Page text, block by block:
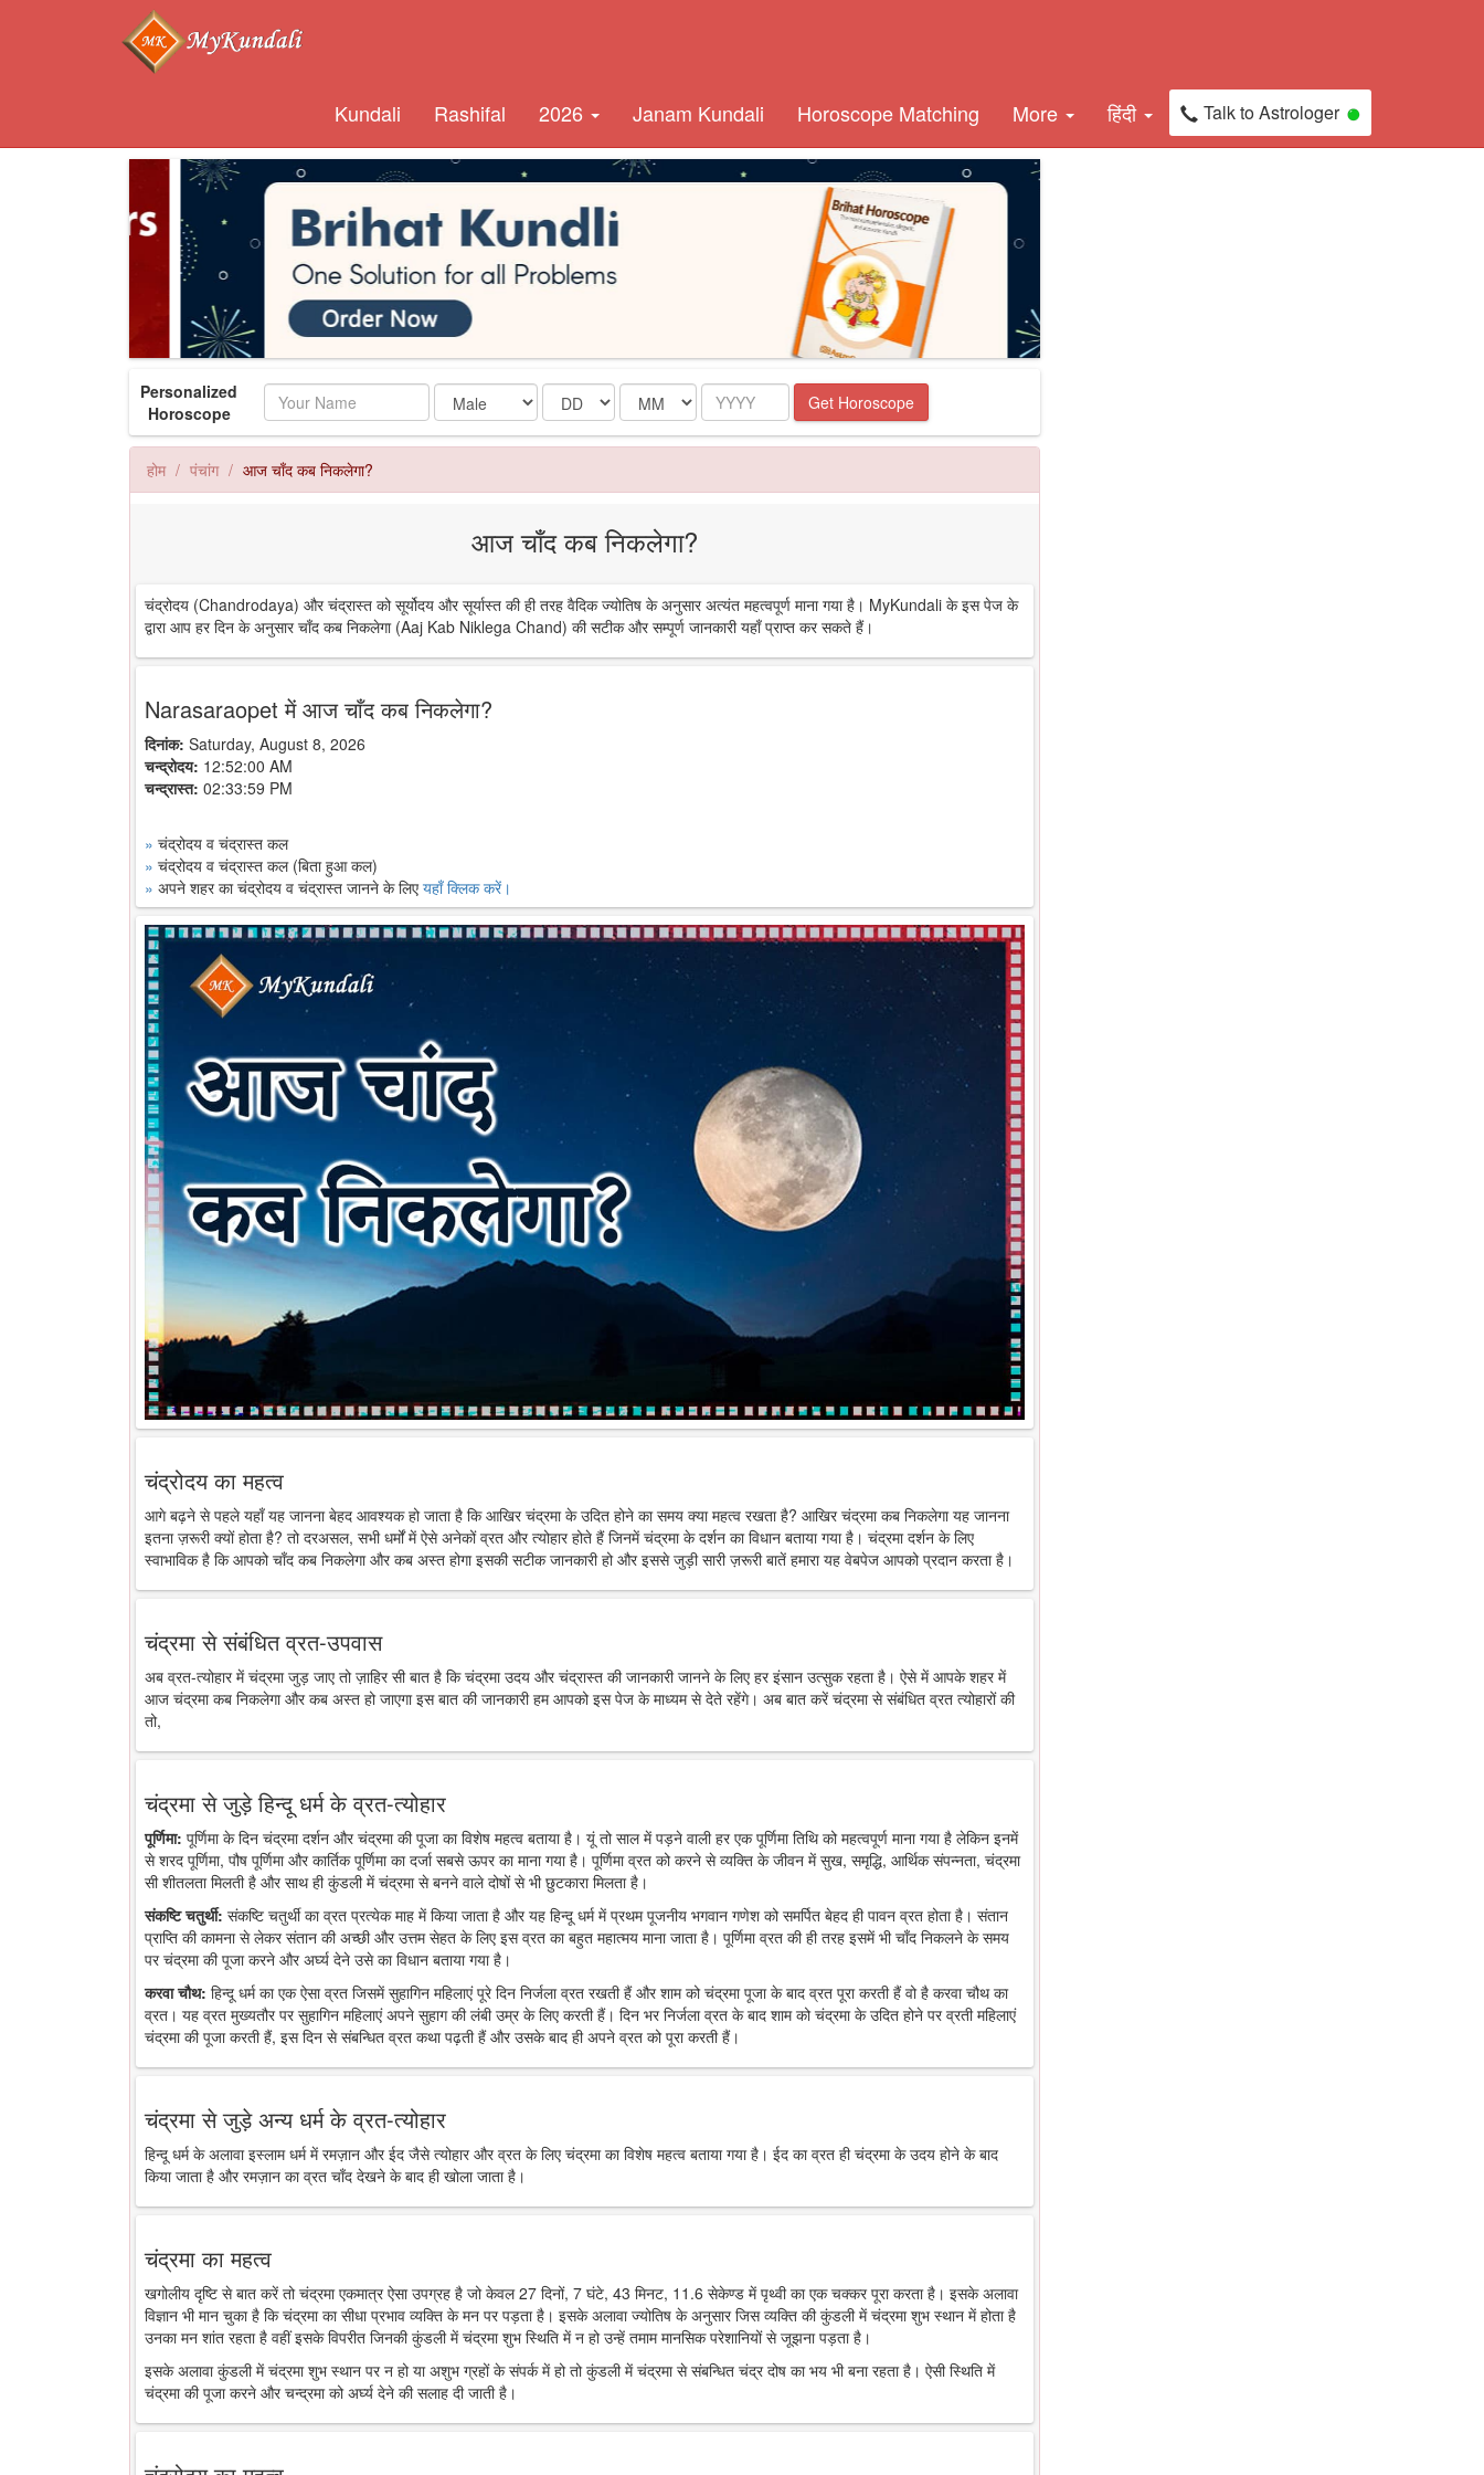
Kundali Rashifal 2026 Janam Kundali Horoscope Matching More हिंदी Talk to Astrologer
Personalized
Horoscope
Name Date Month Year Get Horoscope
होम पंचांग आज चाँद कब निकलेगा?
आज चाँद कब निकलेगा?
चंद्रोदय (Chandrodaya) और चंद्रास्त को सूर्योदय और सूर्यास्त की ही तरह वैदिक ज्योतिष के अनुसार अत्यंत महत्वपूर्ण माना गया है। MyKundali के इस पेज के
द्वारा आप हर दिन के अनुसार चाँद कब निकलेगा (Aaj Kab Niklega Chand) की सटीक और सम्पूर्ण जानकारी यहाँ प्राप्त कर सकते हैं।
Narasaraopet में आज चाँद कब निकलेगा?
दिनांक: Saturday, August 8, 2026
चन्द्रोदय: 12:52:00 AM
चन्द्रास्त: 02:33:59 PM
» चंद्रोदय व चंद्रास्त कल
» चंद्रोदय व चंद्रास्त कल (बिता हुआ कल)
» अपने शहर का चंद्रोदय व चंद्रास्त जानने के लिएयहाँ क्लिक करें।
चंद्रोदय का महत्व
आगे बढ़ने से पहले यहाँ यह जानना बेहद आवश्यक हो जाता है कि आखिर चंद्रमा के उदित होने का समय क्या महत्व रखता है? आखिर चंद्रमा कब निकलेगा यह जानना
इतना ज़रूरी क्यों होता है? तो दरअसल, सभी धर्मों में ऐसे अनेकों व्रत और त्योहार होते हैं जिनमें चंद्रमा के दर्शन का विधान बताया गया है। चंद्रमा दर्शन के लिए
स्वाभाविक है कि आपको चाँद कब निकलेगा और कब अस्त होगा इसकी सटीक जानकारी हो और इससे जुड़ी सारी ज़रूरी बातें हमारा यह वेबपेज आपको प्रदान करता है।
चंद्रमा से संबंधित व्रत-उपवास
अब व्रत-त्योहार में चंद्रमा जुड़ जाए तो ज़ाहिर सी बात है कि चंद्रमा उदय और चंद्रास्त की जानकारी जानने के लिए हर इंसान उत्सुक रहता है। ऐसे में आपके शहर में
आज चंद्रमा कब निकलेगा और कब अस्त हो जाएगा इस बात की जानकारी हम आपको इस पेज के माध्यम से देते रहेंगे। अब बात करें चंद्रमा से संबंधित व्रत त्योहारों की
तो,
चंद्रमा से जुड़े हिन्दू धर्म के व्रत-त्योहार
पूर्णिमा: पूर्णिमा के दिन चंद्रमा दर्शन और चंद्रमा की पूजा का विशेष महत्व बताया है। यूं तो साल में पड़ने वाली हर एक पूर्णिमा तिथि को महत्वपूर्ण माना गया है लेकिन इनमें
से शरद पूर्णिमा, पौष पूर्णिमा और कार्तिक पूर्णिमा का दर्जा सबसे ऊपर का माना गया है। पूर्णिमा व्रत को करने से व्यक्ति के जीवन में सुख, समृद्धि, आर्थिक संपन्नता, चंद्रमा
सी शीतलता मिलती है और साथ ही कुंडली में चंद्रमा से बनने वाले दोषों से भी छुटकारा मिलता है।
संकष्टि चतुर्थी: संकष्टि चतुर्थी का व्रत प्रत्येक माह में किया जाता है और यह हिन्दू धर्म में प्रथम पूजनीय भगवान गणेश को समर्पित बेहद ही पावन व्रत होता है। संतान
प्राप्ति की कामना से लेकर संतान की अच्छी और उत्तम सेहत के लिए इस व्रत का बहुत महात्मय माना जाता है। पूर्णिमा व्रत की ही तरह इसमें भी चाँद निकलने के समय
पर चंद्रमा की पूजा करने और अर्घ्य देने उसे का विधान बताया गया है।
करवा चौथ: हिन्दू धर्म का एक ऐसा व्रत जिसमें सुहागिन महिलाएं पूरे दिन निर्जला व्रत रखती हैं और शाम को चंद्रमा पूजा के बाद व्रत पूरा करती हैं वो है करवा चौथ का
व्रत। यह व्रत मुख्यतौर पर सुहागिन महिलाएं अपने सुहाग की लंबी उम्र के लिए करती हैं। दिन भर निर्जला व्रत के बाद शाम को चंद्रमा के उदित होने पर व्रती महिलाएं
चंद्रमा की पूजा करती हैं, इस दिन से संबन्धित व्रत कथा पढ़ती हैं और उसके बाद ही अपने व्रत को पूरा करती हैं।
चंद्रमा से जुड़े अन्य धर्म के व्रत-त्योहार
हिन्दू धर्म के अलावा इस्लाम धर्म में रमज़ान और ईद जैसे त्योहार और व्रत के लिए चंद्रमा का विशेष महत्व बताया गया है। ईद का व्रत ही चंद्रमा के उदय होने के बाद
किया जाता है और रमज़ान का व्रत चाँद देखने के बाद ही खोला जाता है।
चंद्रमा का महत्व
खगोलीय दृष्टि से बात करें तो चंद्रमा एकमात्र ऐसा उपग्रह है जो केवल 27 दिनों, 7 घंटे, 43 मिनट, 11.6 सेकेण्ड में पृथ्वी का एक चक्कर पूरा करता है। इसके अलावा
विज्ञान भी मान चुका है कि चंद्रमा का सीधा प्रभाव व्यक्ति के मन पर पड़ता है। इसके अलावा ज्योतिष के अनुसार जिस व्यक्ति की कुंडली में चंद्रमा शुभ स्थान में होता है
उनका मन शांत रहता है वहीं इसके विपरीत जिनकी कुंडली में चंद्रमा शुभ स्थिति में न हो उन्हें तमाम मानसिक परेशानियों से जूझना पड़ता है।
इसके अलावा कुंडली में चंद्रमा शुभ स्थान पर न हो या अशुभ ग्रहों के संपर्क में हो तो कुंडली में चंद्रमा से संबन्धित चंद्र दोष का भय भी बना रहता है। ऐसी स्थिति में
चंद्रमा की पूजा करने और चन्द्रमा को अर्घ्य देने की सलाह दी जाती है।